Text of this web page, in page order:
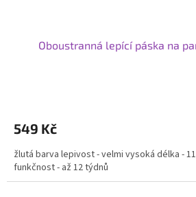
Oboustranná lepící páska na
549 Kč
žlutá barva lepivost - velmi vysoká délka -
funkčnost - až 12 týdnů